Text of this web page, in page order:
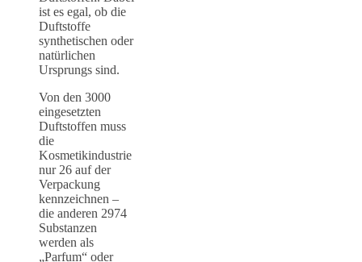
ist es egal, ob die
Duftstoffe
synthetischen oder
natürlichen
Ursprungs sind.
Von den 3000
eingesetzten
Duftstoffen muss
die
Kosmetikindustrie
nur 26 auf der
Verpackung
kennzeichnen –
die anderen 2974
Substanzen
werden als
„Parfum“ oder